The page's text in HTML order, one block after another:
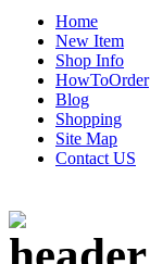
Home
New Item
Shop Info
HowToOrder
Blog
Shopping
Site Map
Contact US